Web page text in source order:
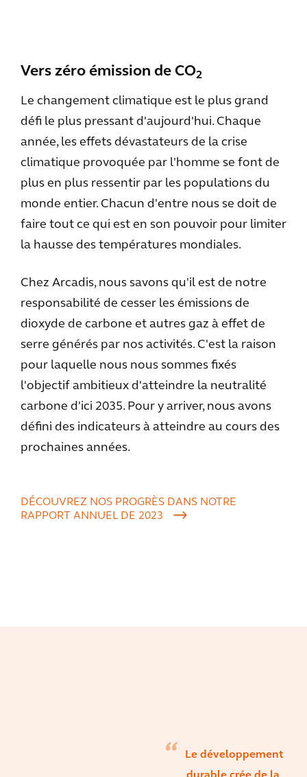
Vers zéro émission de CO2
Le changement climatique est le plus grand
défi le plus pressant d'aujourd'hui. Chaque
année, les effets dévastateurs de la crise
climatique provoquée par l'homme se font de
plus en plus ressentir par les populations du
monde entier. Chacun d'entre nous se doit de
faire tout ce qui est en son pouvoir pour limiter
la hausse des températures mondiales.
Chez Arcadis, nous savons qu'il est de notre
responsabilité de cesser les émissions de
dioxyde de carbone et autres gaz à effet de
serre générés par nos activités. C'est la raison
pour laquelle nous nous sommes fixés
l'objectif ambitieux d'atteindre la neutralité
carbone d'ici 2035. Pour y arriver, nous avons
défini des indicateurs à atteindre au cours des
prochaines années.
DÉCOUVREZ NOS PROGRÈS DANS NOTRE
RAPPORT ANNUEL DE 2023
Le développement